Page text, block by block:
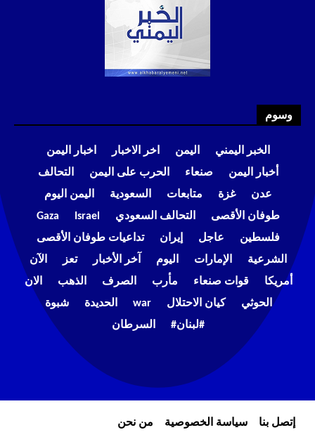
وسوم
الخبر اليمني اليمن اخر الاخبار
اخبار اليمن
أخبار اليمن
صنعاء الحرب على اليمن
التحالف
عدن
غزة متابعات السعودية
اليمن اليوم
طوفان الأقصى
التحالف السعودي Israel
Gaza
فلسطين
عاجل إيران
تداعيات طوفان الأقصى
الشرعية
الإمارات اليوم آخر الأخبار تعز
الآن
أمريكا
قوات صنعاء مأرب الصرف الذهب
الان
الحوثي
كيان الاحتلال war الحديدة
شبوة
#لبنان#
السرطان
إتصل بنا سياسة الخصوصية من نحن